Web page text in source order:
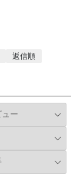
返信順